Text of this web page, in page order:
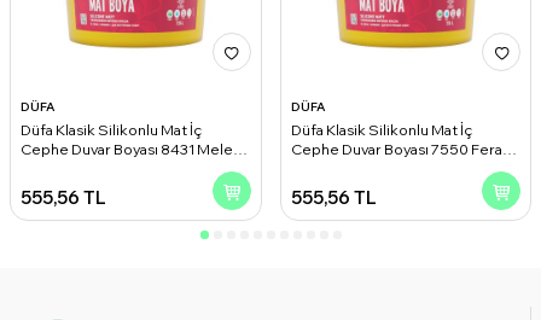
DÜFA
Düfa Klasik Silikonlu Mat İç
Cephe Duvar Boyası 8431 Melek
555,56 TL
DÜFA
Düfa Klasik Silikonlu Mat İç
Cephe Duvar Boyası 7550 Ferah
555,56 TL